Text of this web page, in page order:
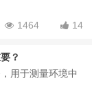
1464 14
？
用于测量环境中